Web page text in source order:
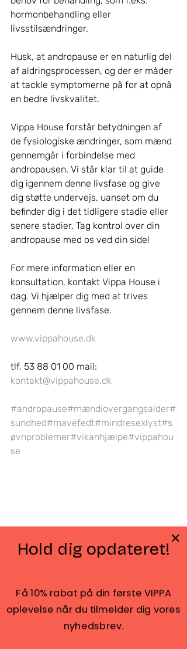
hormonbehandling eller
livsstilsændringer.
Husk, at andropause er en naturlig del
af aldringsprocessen, og der er måder
at tackle symptomerne på for at opnå
en bedre livskvalitet.
Vippa House forstår betydningen af
de fysiologiske ændringer, som mænd
gennemgår i forbindelse med
andropausen. Vi står klar til at guide
dig igennem denne livsfase og give
dig støtte undervejs, uanset om du
befinder dig i det tidligere stadie eller
senere stadier. Tag kontrol over din
andropause med os ved din side!
For mere information eller en
konsultation, kontakt Vippa House i
dag. Vi hjælper dig med at trives
gennem denne livsfase.
www.vippahouse.dk
tlf. 53 88 01 00 mail:
kontakt@vippahouse.dk
#andropause#mændiovergangsalder#
sundhed#mavefedt#mindresexlyst#s
øvnproblemer#vikanhjælpe#vippahou
se
Hold dig opdateret!
Få 10% rabat på din første VIPPA
oplevelse når du tilmelder dig vores
nyhedsbrev.